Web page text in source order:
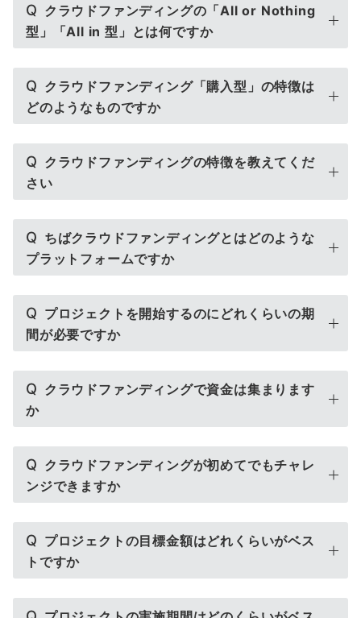
Q クラウドファンディングの「All or Nothing
型」「All in 型」とは何ですか
Q クラウドファンディング「購入型」の特徴は
どのようなものですか
Q クラウドファンディングの特徴を教えてくだ
さい
Q ちばクラウドファンディングとはどのような
プラットフォームですか
Q プロジェクトを開始するのにどれくらいの期
間が必要ですか
Q クラウドファンディングで資金は集まります
か
Q クラウドファンディングが初めてでもチャレ
ンジできますか
Q プロジェクトの目標金額はどれくらいがベス
トですか